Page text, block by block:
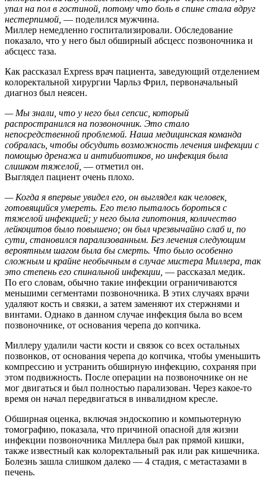
упал на пол в гостиной, потому что боль в спине стала вдруг
нестерпимой, — поделился мужчина.
Миллер немедленно госпитализировали. Обследование
показало, что у него был обширный абсцесс позвоночника и
абсцесс таза.
Как рассказал Express врач пациента, заведующий отделением
колоректальной хирургии Чарльз Фрил, первоначальный
диагноз был неясен.
— Мы знали, что у него был сепсис, который
распространился на позвоночник. Это стало
непосредственной проблемой. Наша медицинская команда
собралась, чтобы обсудить возможность лечения инфекции с
помощью дренажа и антибиотиков, но инфекция была
слишком тяжелой, — отметил он.
Выглядел пациент очень плохо.
— Когда я впервые увидел его, он выглядел как человек,
готовящийся умереть. Его тело пыталось бороться с
тяжелой инфекцией; у него была гипотония, количество
лейкоцитов было повышено; он был чрезвычайно слаб и, по
сути, становился парализованным. Без лечения следующим
вероятным шагом была бы смерть. Что было особенно
сложным и крайне необычным в случае мистера Миллера, так
это степень его спинальной инфекции, — рассказал медик.
По его словам, обычно такие инфекции ограничиваются
меньшими сегментами позвоночника. В этих случаях врачи
удаляют кость и связки, а затем заменяют их стержнями и
винтами. Однако в данном случае инфекция была во всем
позвоночнике, от основания черепа до копчика.
Миллеру удалили части кости и связок со всех остальных
позвонков, от основания черепа до копчика, чтобы уменьшить
компрессию и устранить обширную инфекцию, сохраняя при
этом подвижность. После операции на позвоночнике он не
мог двигаться и был полностью парализован. Через какое-то
время он начал передвигаться в инвалидном кресле.
Обширная оценка, включая эндоскопию и компьютерную
томографию, показала, что причиной опасной для жизни
инфекции позвоночника Миллера был рак прямой кишки,
также известный как колоректальный рак или рак кишечника.
Болезнь зашла слишком далеко — 4 стадия, с метастазами в
печень.